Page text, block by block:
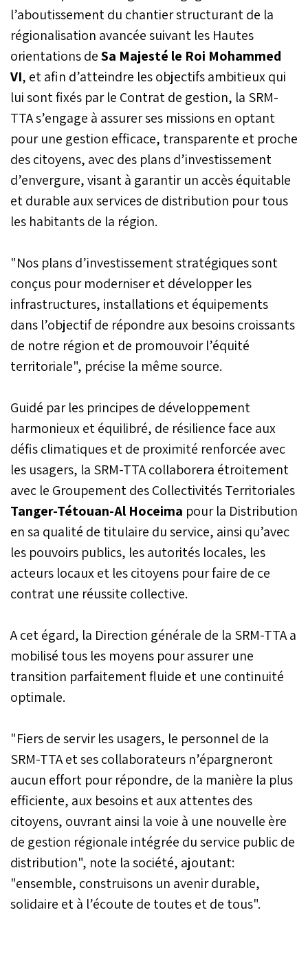
l’aboutissement du chantier structurant de la
régionalisation avancée suivant les Hautes
orientations deSa Majesté le Roi Mohammed
VI, et afin d’atteindre les objectifs ambitieux qui
lui sont fixés par le Contrat de gestion, la SRM-
TTA s’engage à assurer ses missions en optant
pour une gestion efficace, transparente et proche
des citoyens, avec des plans d’investissement
d’envergure, visant à garantir un accès équitable
et durable aux services de distribution pour tous
les habitants de la région.
"Nos plans d’investissement stratégiques sont
conçus pour moderniser et développer les
infrastructures, installations et équipements
dans l’objectif de répondre aux besoins croissants
de notre région et de promouvoir l’équité
territoriale", précise la même source.
Guidé par les principes de développement
harmonieux et équilibré, de résilience face aux
défis climatiques et de proximité renforcée avec
les usagers, la SRM-TTA collaborera étroitement
avec le Groupement des Collectivités Territoriales
Tanger-Tétouan-Al Hoceima pour la Distribution
en sa qualité de titulaire du service, ainsi qu’avec
les pouvoirs publics, les autorités locales, les
acteurs locaux et les citoyens pour faire de ce
contrat une réussite collective.
A cet égard, la Direction générale de la SRM-TTA a
mobilisé tous les moyens pour assurer une
transition parfaitement fluide et une continuité
optimale.
"Fiers de servir les usagers, le personnel de la
SRM-TTA et ses collaborateurs n’épargneront
aucun effort pour répondre, de la manière la plus
efficiente, aux besoins et aux attentes des
citoyens, ouvrant ainsi la voie à une nouvelle ère
de gestion régionale intégrée du service public de
distribution", note la société, ajoutant:
"ensemble, construisons un avenir durable,
solidaire et à l’écoute de toutes et de tous".